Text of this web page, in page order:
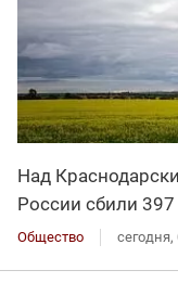
Над
России сбили
Общество сегодня,